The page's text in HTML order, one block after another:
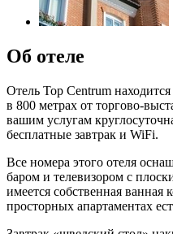
Об отеле
Отель Top Centrum
в 800 метрах от торгово-
вашим услугам
бесплатные завтрак и WiFi.
Все номера этого отеля
баром и телевизором с
имеется собственная
просторных апартаментах